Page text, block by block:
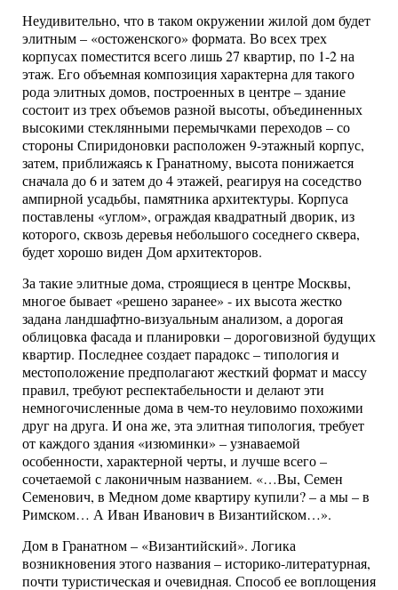
Неудивительно, что в таком окружении жилой дом будет
элитным – «остоженского» формата. Во всех трех
корпусах поместится всего лишь 27 квартир, по 1-2 на
этаж. Его объемная композиция характерна для такого
рода элитных домов, построенных в центре – здание
состоит из трех объемов разной высоты, объединенных
высокими стеклянными перемычками переходов – со
стороны Спиридоновки расположен 9-этажный корпус,
затем, приближаясь к Гранатному, высота понижается
сначала до 6 и затем до 4 этажей, реагируя на соседство
ампирной усадьбы, памятника архитектуры. Корпуса
поставлены «углом», ограждая квадратный дворик, из
которого, сквозь деревья небольшого соседнего сквера,
будет хорошо виден Дом архитекторов.
За такие элитные дома, строящиеся в центре Москвы,
многое бывает «решено заранее» - их высота жестко
задана ландшафтно-визуальным анализом, а дорогая
облицовка фасада и планировки – дороговизной будущих
квартир. Последнее создает парадокс – типология и
местоположение предполагают жесткий формат и массу
правил, требуют респектабельности и делают эти
немногочисленные дома в чем-то неуловимо похожими
друг на друга. И она же, эта элитная типология, требует
от каждого здания «изюминки» – узнаваемой
особенности, характерной черты, и лучше всего –
сочетаемой с лаконичным названием. «…Вы, Семен
Семенович, в Медном доме квартиру купили? – а мы – в
Римском… А Иван Иванович в Византийском…».
Дом в Гранатном – «Византийский». Логика
возникновения этого названия – историко-литературная,
почти туристическая и очевидная. Способ ее воплощения